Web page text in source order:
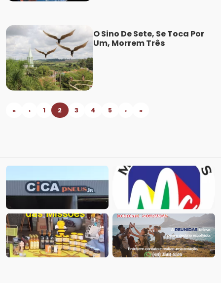
O Sino De Sete, Se Toca Por
Um, Morrem Três
« ‹ 1 2 3 4 5 › »